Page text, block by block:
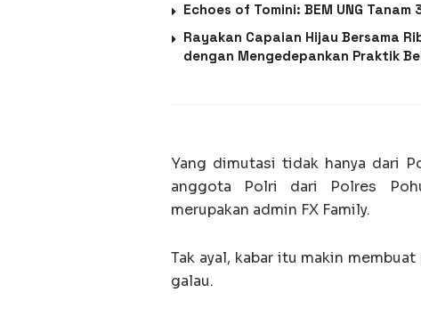
Echoes of Tomini: BEM UNG
Rayakan Capaian Hijau Bersama
dengan Mengedepankan Praktik
Yang dimutasi tidak hanya dari
anggota Polri dari Polres
merupakan admin FX Family.
Tak ayal, kabar itu makin
galau.